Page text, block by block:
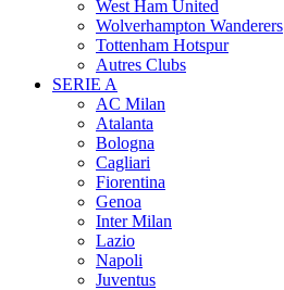
West Ham United
Wolverhampton Wanderers
Tottenham Hotspur
Autres Clubs
SERIE A
AC Milan
Atalanta
Bologna
Cagliari
Fiorentina
Genoa
Inter Milan
Lazio
Napoli
Juventus